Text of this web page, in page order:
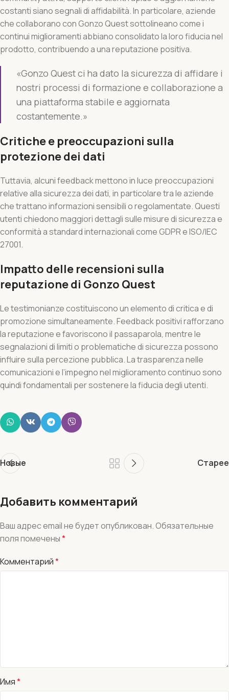
costanti siano segnali di affidabilità. In particolare, aziende
che collaborano con Gonzo Quest sottolineano come i
continui miglioramenti abbiano consolidato la loro fiducia nel
prodotto, contribuendo a una reputazione positiva.
«Gonzo Quest ci ha dato la sicurezza di affidare i
nostri processi di formazione e collaborazione a
una piattaforma stabile e aggiornata
costantemente.»
Critiche e preoccupazioni sulla
protezione dei dati
Tuttavia, alcuni feedback mettono in luce preoccupazioni
relative alla sicurezza dei dati, in particolare tra le aziende
che trattano informazioni sensibili o regolamentate. Questi
utenti chiedono maggiori dettagli sulle misure di sicurezza e
conformità a standard internazionali come GDPR e ISO/IEC
27001.
Impatto delle recensioni sulla
reputazione di Gonzo Quest
Le testimonianze costituiscono un elemento di critica e di
promozione simultaneamente. Feedback positivi rafforzano
la reputazione e favoriscono il passaparola, mentre le
segnalazioni di limiti o problematiche di sicurezza possono
influire sulla percezione pubblica. La trasparenza nelle
comunicazioni e l’impegno nel miglioramento continuo sono
quindi fondamentali per sostenere la fiducia degli utenti.
Новые Старее
Добавить комментарий
Ваш адрес email не будет опубликован. Обязательные
поля помечены*
Комментарий*
Имя*